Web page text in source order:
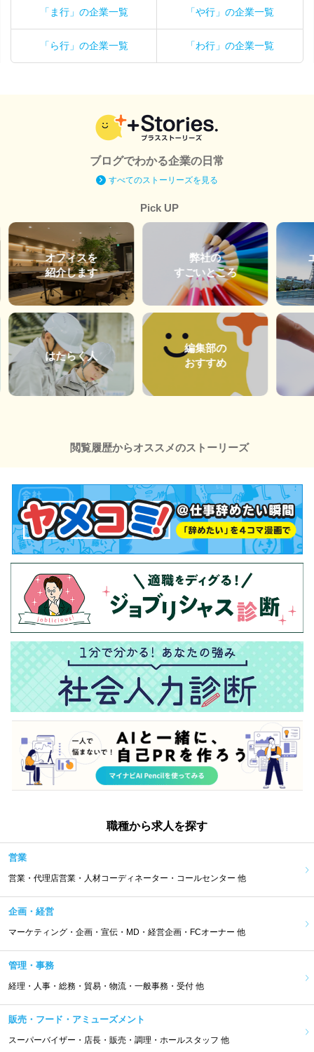
「ま行」の企業一覧 「や行」の企業一覧
「ら行」の企業一覧 「わ行」の企業一覧
ブログでわかる企業の日常
すべてのストーリーズを見る
Pick UP
オフィスを
紹介します
はたらく人
弊社の
すごいところ
編集部の
おすすめ
閲覧履歴からオススメのストーリーズ
職種から求人を探す
営業
営業・代理店営業・人材コーディネーター・コールセンター 他
企画・経営
マーケティング・企画・宣伝・MD・経営企画・FCオーナー 他
管理・事務
経理・人事・総務・貿易・物流・一般事務・受付 他
販売・フード・アミューズメント
スーパーバイザー・店長・販売・調理・ホールスタッフ 他